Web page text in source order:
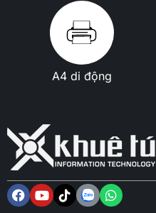
A4 di động